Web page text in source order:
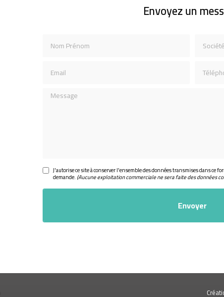
Envoyez un
Nom Prénom
Société
Téléphone
Message
J'autorise ce site à conserver l'ensemble des données transmises dans ce
demande. (Aucune exploitation commerciale ne sera faite des données